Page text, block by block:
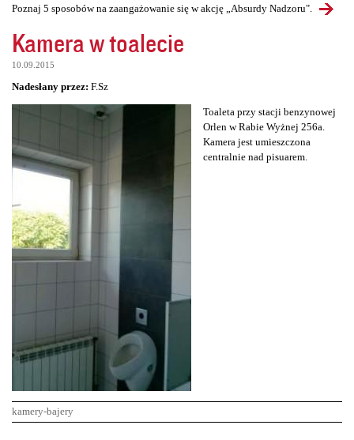
Poznaj 5 sposobów na zaangażowanie się w akcję „Absurdy Nadzoru".
Kamera w toalecie
10.09.2015
Nadesłany przez: F.Sz
Toaleta przy stacji benzynowej
Orlen w Rabie Wyżnej 256a.
Kamera jest umieszczona
centralnie nad pisuarem.
kamery-bajery